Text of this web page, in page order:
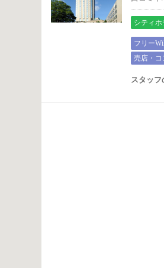
シティホ
フリー
売店・コ
スタッ